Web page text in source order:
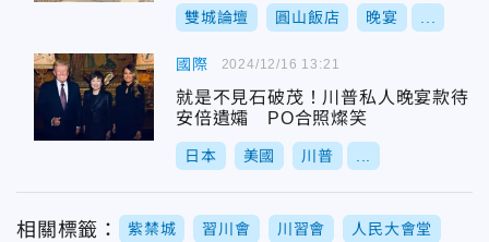
雙城論壇 圓山飯店 晚宴
國際
就是不見石破茂！川普私人晚宴款待
安倍遺孀 PO合照燦笑
日本 美國 川普
2024/12/16 13:21
相關標籤： 紫禁城 習川會 川習會 人民大會堂